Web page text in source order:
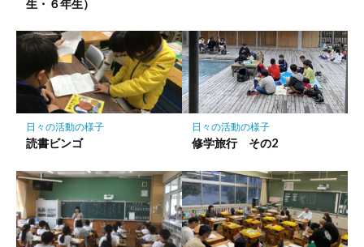
生・６年生）
日々の活動の様子
読書ビンゴ
日々の活動の様子
修学旅行 その2